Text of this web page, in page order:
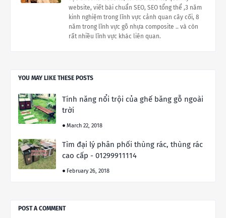
website, viết bài chuẩn SEO, SEO tổng thể ,3 năm
kinh nghiệm trong lĩnh vực cảnh quan cây cối, 8
năm trong lĩnh vực gỗ nhựa composite .. và còn
rất nhiều lĩnh vực khác liên quan.
YOU MAY LIKE THESE POSTS
Tính năng nổi trội của ghế băng gỗ ngoài
trời
March 22, 2018
Tìm đại lý phân phối thùng rác, thùng rác
cao cấp - 01299911114
February 26, 2018
POST A COMMENT